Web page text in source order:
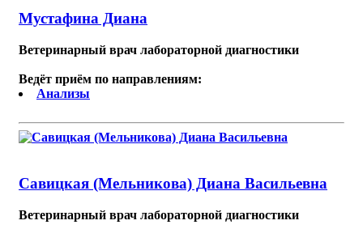
Мустафина Диана
Ветеринарный врач лабораторной диагностики
Ведёт приём по направлениям:
Анализы
Савицкая (Мельникова) Диана Васильевна
Ветеринарный врач лабораторной диагностики